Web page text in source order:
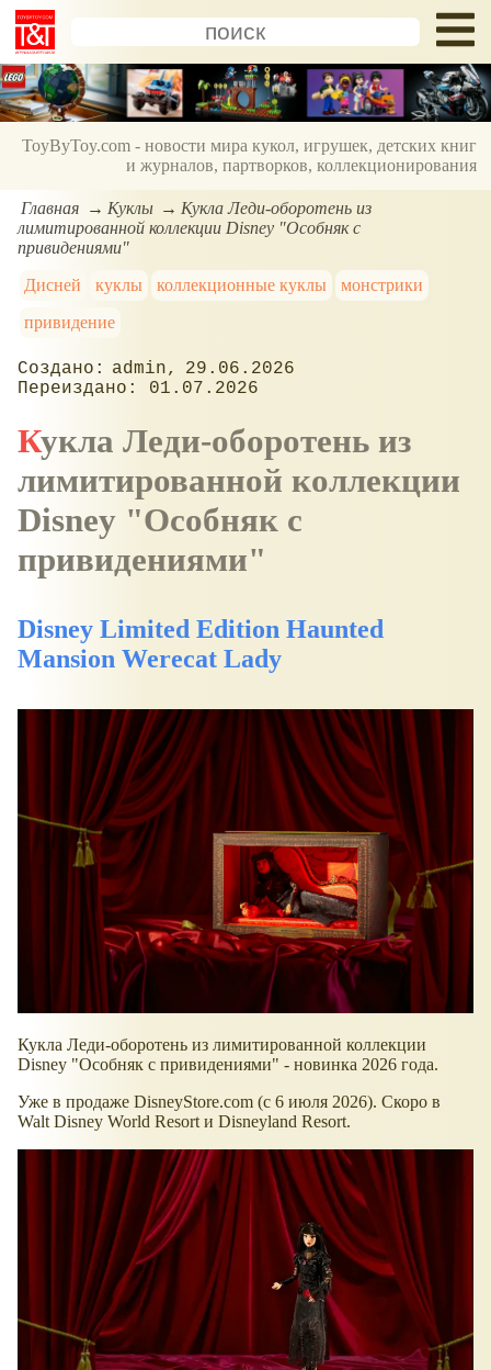
ToyByToy.com - новости мира кукол, игрушек, детских книг
и журналов, партворков, коллекционирования
Главная Куклы
Кукла Леди-оборотень из
лимитированной коллекции Disney "Особняк с
привидениями"
Дисней
куклы коллекционные куклы
монстрики
привидение
admin
29.06.2026
01.07.2026
Кукла Леди-оборотень из
лимитированной коллекции
Disney "Особняк с
привидениями"
Disney Limited Edition Haunted
Mansion Werecat Lady
Кукла Леди-оборотень из лимитированной коллекции
Disney "Особняк с привидениями" - новинка 2026 года.
Уже в продаже DisneyStore.com (с 6 июля 2026). Скоро в
Walt Disney World Resort и Disneyland Resort.